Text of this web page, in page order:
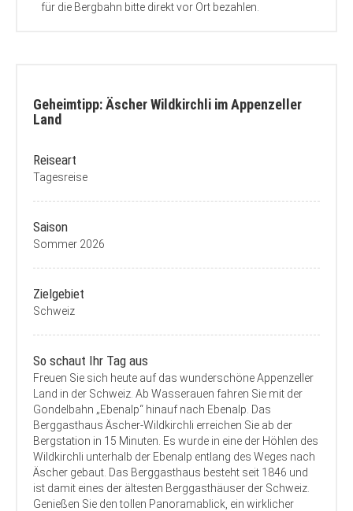
für die Bergbahn bitte direkt vor Ort bezahlen.
Geheimtipp: Äscher Wildkirchli im Appenzeller
Land
Reiseart
Tagesreise
Saison
Sommer 2026
Zielgebiet
Schweiz
So schaut Ihr Tag aus
Freuen Sie sich heute auf das wunderschöne Appenzeller
Land in der Schweiz. Ab Wasserauen fahren Sie mit der
Gondelbahn „Ebenalp“ hinauf nach Ebenalp. Das
Berggasthaus Äscher-Wildkirchli erreichen Sie ab der
Bergstation in 15 Minuten. Es wurde in eine der Höhlen des
Wildkirchli unterhalb der Ebenalp entlang des Weges nach
Äscher gebaut. Das Berggasthaus besteht seit 1846 und
ist damit eines der ältesten Berggasthäuser der Schweiz.
Genießen Sie den tollen Panoramablick, ein wirklicher